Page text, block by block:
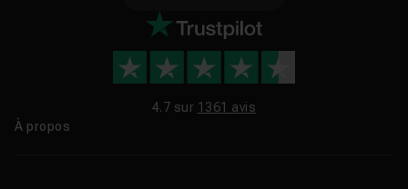
4.7 sur 1361 avis
À propos